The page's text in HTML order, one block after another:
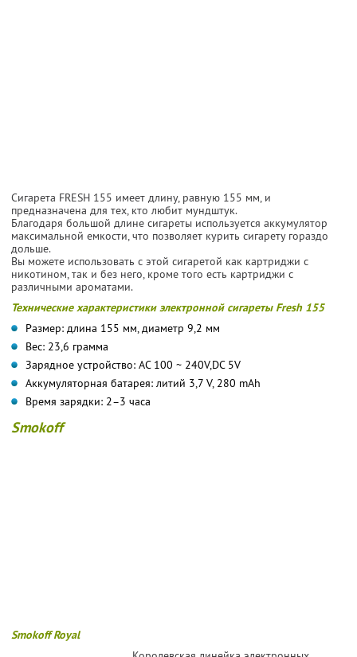
Сигарета FRESH 155 имеет длину, равную 155 мм, и
предназначена для тех, кто любит мундштук.
Благодаря большой длине сигареты используется аккумулятор
максимальной емкости, что позволяет курить сигарету гораздо
дольше.
Вы можете использовать с этой сигаретой как картриджи с
никотином, так и без него, кроме того есть картриджи с
различными ароматами.
Технические характеристики электронной сигареты Fresh 155
Размер: длина 155 мм, диаметр 9,2 мм
Вес: 23,6 грамма
Зарядное устройство: АС 100 ~ 240V,DC 5V
Аккумуляторная батарея: литий 3,7 V, 280 mAh
Время зарядки: 2–3 часа
Smokoff
Smokoff Royal